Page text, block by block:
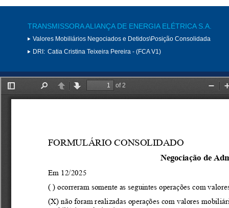
TRANSMISSORA ALIANÇA DE ENERGIA ELÉTRICA S.A.
Valores Mobiliários Negociados e Detidos\Posição Consolidada
DRI: Catia Cristina Teixeira Pereira - (FCA V1)